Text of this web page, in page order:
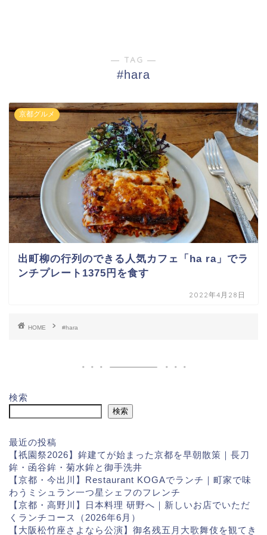
― TAG ―
#hara
京都グルメ
出町柳の行列のできる人気カフェ「ha ra」でラ
ンチプレート1375円を食す
2022年4月28日
HOME #hara
検索
検索
最近の投稿
【祇園祭2026】鉾建てが始まった京都を早朝散策｜長刀
鉾・函谷鉾・菊水鉾と御手洗井
【京都・今出川】Restaurant KOGAでランチ｜町家で味
わうミシュラン一つ星シェフのフレンチ
【京都・高野川】日本料理 研野へ｜新しいお店でいただ
くランチコース（2026年6月）
【大阪松竹座さよなら公演】御名残五月大歌舞伎を観てき